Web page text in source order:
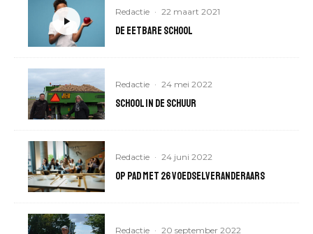
Redactie · 22 maart 2021
De eetbare school
Redactie · 24 mei 2022
School in de schuur
Redactie · 24 juni 2022
Op pad met 26 voedselveranderaars
Redactie · 20 september 2022